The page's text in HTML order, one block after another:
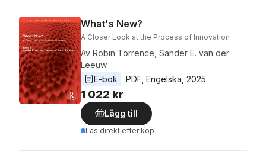
What's New?
A Closer Look at the Process of Innovation
Av Robin Torrence Sander E. van der
Leeuw
E-bok
PDF Engelska 2025
1 022 kr
Lägg till
Läs direkt efter köp